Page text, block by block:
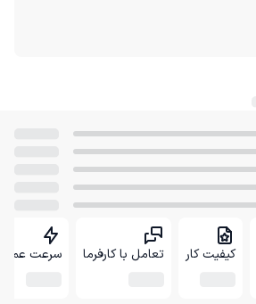
کیفیت کار تعامل با کارفرما سرعت عمل